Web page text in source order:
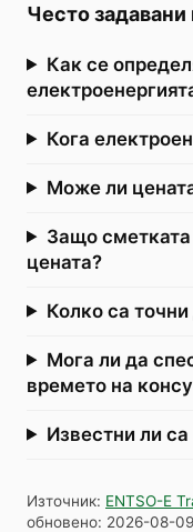
Често
Как се
Кога
Може ли
Защо
цената?
Колко са
Мога ли да
времето на
Известни ли
Източник: ENTSO-E
обновено: 2026-08-09